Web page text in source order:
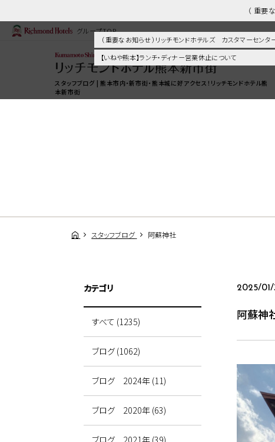
（ 重要
（ 重要なお知らせ ）リッチモンドホテルズ カスタマーセン
【いねや熊本】ランチ・ディナー営業休止について
グループTOP
スタッフブログ | 熊本市内・新市街・熊本城に好アクセス！リッチモンドホテル熊
本新市街
スタッフブログ 阿蘇神社
2025/01/
阿蘇神
カテゴリ
すべて (1235)
ブログ (1062)
ブログ 2024年 (11)
ブログ 2020年 (63)
ブログ 2021年 (39)